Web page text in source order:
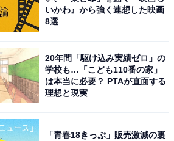
いかわ』から強く連想した映画
8選
20年間「駆け込み実績ゼロ」の
学校も…「こども110番の家」
は本当に必要？ PTAが直面する
理想と現実
「青春18きっぷ」販売激減の裏